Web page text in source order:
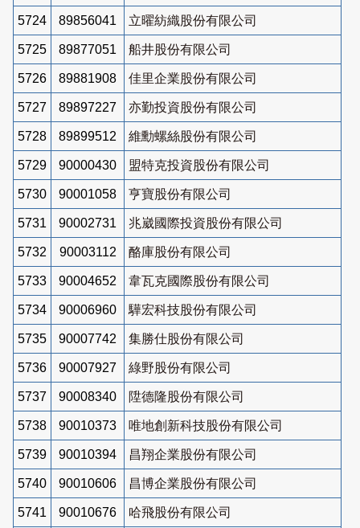
5724 89856041 立曜紡織股份有限公司
5725 89877051 船井股份有限公司
5726 89881908 佳里企業股份有限公司
5727 89897227 亦勤投資股份有限公司
5728 89899512 維勳螺絲股份有限公司
5729 90000430 盟特克投資股份有限公司
5730 90001058 亨寶股份有限公司
5731 90002731 兆崴國際投資股份有限公司
5732 90003112 酪庫股份有限公司
5733 90004652 韋瓦克國際股份有限公司
5734 90006960 驊宏科技股份有限公司
5735 90007742 集勝仕股份有限公司
5736 90007927 綠野股份有限公司
5737 90008340 陞德隆股份有限公司
5738 90010373 唯地創新科技股份有限公司
5739 90010394 昌翔企業股份有限公司
5740 90010606 昌博企業股份有限公司
5741 90010676 哈飛股份有限公司